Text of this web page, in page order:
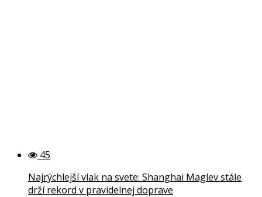
45
Najrýchlejší vlak na svete: Shanghai Maglev stále
drží rekord v pravidelnej doprave